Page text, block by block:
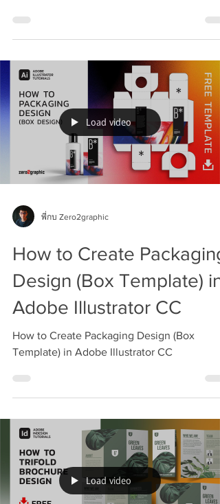
Load video
พี่กบ Zero2graphic
How to Create Packaging
Design (Box Template) in
Adobe Illustrator CC
How to Create Packaging Design (Box
Template) in Adobe Illustrator CC
Load video